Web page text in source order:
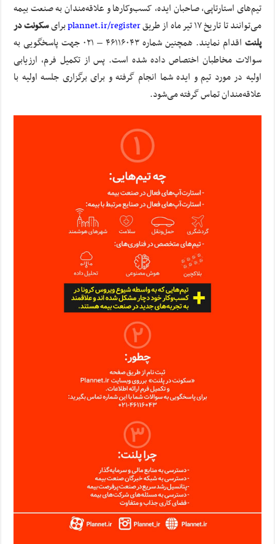
تیم‌های استارتاپی، صاحبان ایده، کسب‌وکارها و علاقه‌مندان به صنعت بیمه
می‌توانند تا تاریخ ۱۷ تیر ماه از طریق
plannet.ir/registerبرایسکونت در
پلنت
اقدام نمایند. همچنین شماره ۴۶۱۱۶۰۴۳ – ۰۲۱ جهت پاسخگویی به
سوالات مخاطبان اختصاص داده شده است. پس از تکمیل فرم، ارزیابی
اولیه در مورد تیم و ایده شما انجام گرفته و برای برگزاری جلسه اولیه با
علاقه‌مندان تماس گرفته می‌شود.